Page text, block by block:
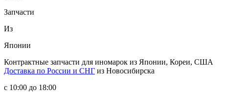
Запчасти
Из
Японии
Контрактные запчасти для иномарок из Японии, Кореи, США
Доставка по России и СНГ из Новосибирска
с 10:00 до 18:00